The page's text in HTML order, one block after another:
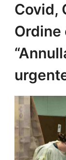
Covid,
Ordine